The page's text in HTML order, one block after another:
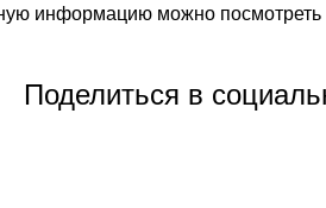
информацию можно посмотреть
Поделиться в